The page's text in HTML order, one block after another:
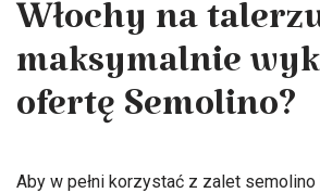
Włochy na
maksymalnie
ofertę Semolino?
Aby w pełni korzystać z zalet